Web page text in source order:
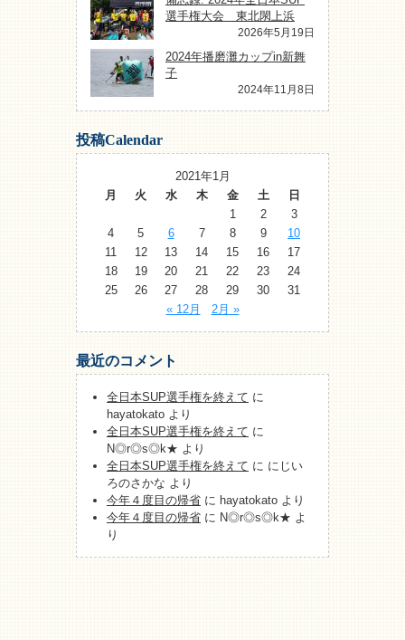
選手権大会 東北閖上浜
2026年5月19日
2024年播磨灘カップin新舞
子
2024年11月8日
投稿Calendar
2021年1月
月
火 水 木 金 土
日
1
2
3
4
5 6 7 8 9
10
11
12 13 14 15 16
17
18
19 20 21 22 23
24
25
26 27 28 29 30
31
« 12月
2月 »
最近のコメント
全日本SUP選手権を終えて に
hayatokato より
全日本SUP選手権を終えて に
N◎r◎s◎k★ より
全日本SUP選手権を終えて に にじい
ろのさかな より
今年４度目の帰省 に hayatokato より
今年４度目の帰省 に N◎r◎s◎k★ よ
り